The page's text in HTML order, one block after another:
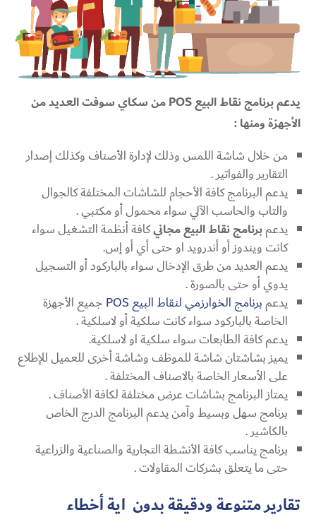
يدعم برنامج نقاط البيع POS من سكاي سوفت العديد من
الأجهزة ومنها :
من خلال شاشة اللمس وذلك لإدارة الأصناف وكذلك إصدار
التقارير والفواتير .
يدعم البرنامج كافة الأحجام للشاشات المختلفة كالجوال
والتاب والحاسب الآلي سواء محمول أو مكتبي .
يدعمبرنامج نقاط البيع مجانيكافة أنظمة التشغيل سواء
كانت ويندوز أو أندرويد او حتى أي أو إس.
يدعم العديد من طرق الإدخال سواء بالباركود أو التسجيل
يدوي أو حتى بالصورة .
يدعمبرنامج الخوارزمي لنقاط البيع POS
جميع الأجهزة
الخاصة بالباركود سواء كانت سلكية أو لاسلكية .
يدعم كافة الطابعات سواء سلكية او لاسلكية.
يميز بشاشتان شاشة للموظف وشاشة أخرى للعميل للإطلاع
على الأسعار الخاصة بالاصناف المختلفة .
يمتاز البرنامج بشاشات عرض مختلفة لكافة الأصناف .
برنامج سهل وبسيط وآمن يدعم البرنامج الدرج الخاص
بالكاشير .
برنامج يناسب كافة الأنشطة التجارية والصناعية والزراعية
حتى ما يتعلق بشركات المقاولات .
تقارير متنوعة ودقيقة بدون اية أخطاء